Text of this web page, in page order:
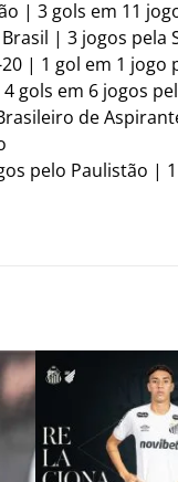
| 3 gols em 11
| 3 jogos
| 1 gol em 1 jogo
gols em 6 jogos
de
pelo Paulistão |